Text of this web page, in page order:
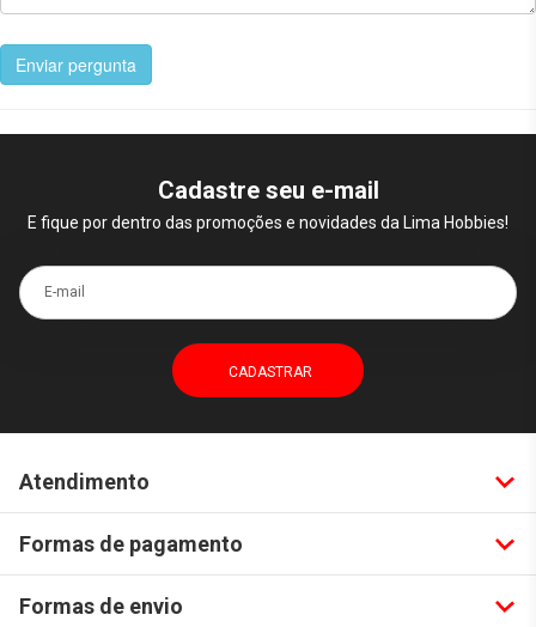
Enviar pergunta
Cadastre seu e-mail
E fique por dentro das promoções e novidades da Lima Hobbies!
E-mail
Atendimento
Formas de pagamento
Formas de envio